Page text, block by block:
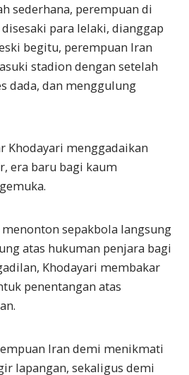
sederhana, perempuan di
para lelaki, dianggap
begitu, perempuan Iran
stadion dengan setelah
dada, dan menggulung
Khodayari menggadaikan
era baru bagi kaum
sepakbola langsung
atas hukuman penjara bagi
Khodayari membakar
penentangan atas
Iran demi menikmati
lapangan, sekaligus demi